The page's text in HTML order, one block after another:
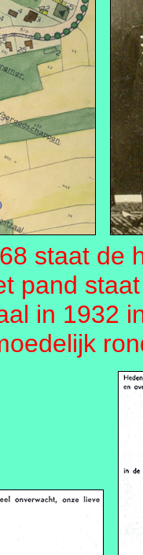
staat de
pand
in 1932